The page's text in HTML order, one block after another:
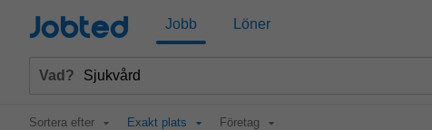
Jobted Jobb Löner
Vad?
Sortera efter Exakt plats Företag